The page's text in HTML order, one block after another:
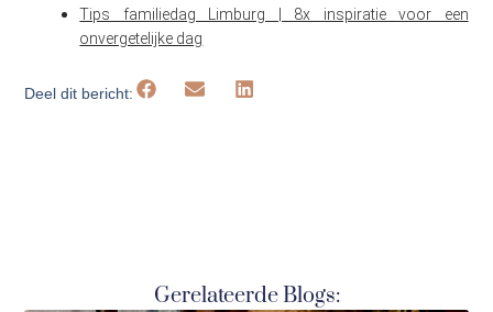
Tips familiedag Limburg | 8x inspiratie voor een
onvergetelijke dag
Deel dit bericht:
Gerelateerde Blogs: